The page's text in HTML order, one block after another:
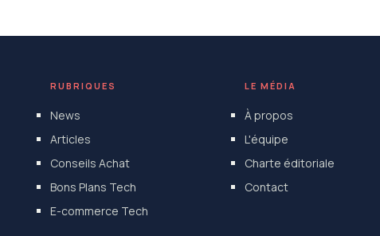
RUBRIQUES
News
Articles
Conseils Achat
Bons Plans Tech
E-commerce Tech
LE MÉDIA
À propos
L'équipe
Charte éditoriale
Contact